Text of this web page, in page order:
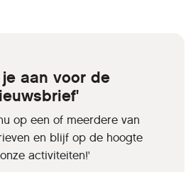
aan voor de
op een of meerdere van
en blijf op de hoogte
activiteiten!'